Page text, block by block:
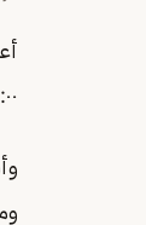
١:٠٠ص من يوم الخميس 19/11/1444 الموافق 8/06/